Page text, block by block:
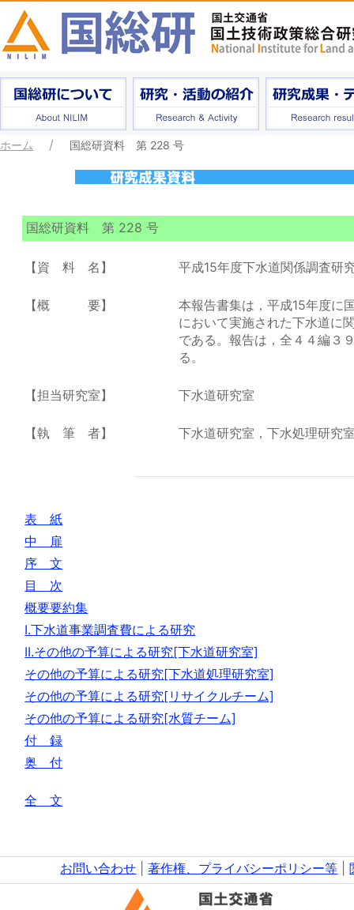
ホーム 国総研資料 第 228 号
国総研資料 第 228 号
【資 料 名】 平成15年度下水道関係調査研
【概 要】
本報告書集は，平成15年度に
において実施された下水道に
である。報告は，全４４編３
る。
【担当研究室】 下水道研究室
【執 筆 者】 下水道研究室，下水処理研究
表 紙
中 扉
序 文
目 次
概要要約集
I.下水道事業調査費による研究
II.その他の予算による研究[下水道研究室]
その他の予算による研究[下水道処理研究室]
その他の予算による研究[リサイクルチーム]
その他の予算による研究[水質チーム]
付 録
奥 付
全 文
お問い合わせ |著作権、プライバシーポリシー等 |